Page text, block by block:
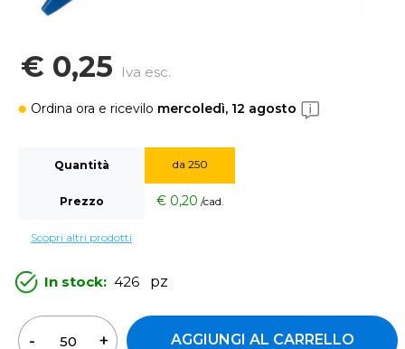
€ 0,25 Iva esc.
Ordina ora e ricevilo mercoledì, 12 agosto
Quantità da 250
Prezzo € 0,20 /cad.
Scopri altri prodotti
In stock: 426 pz
AGGIUNGI AL CARRELLO